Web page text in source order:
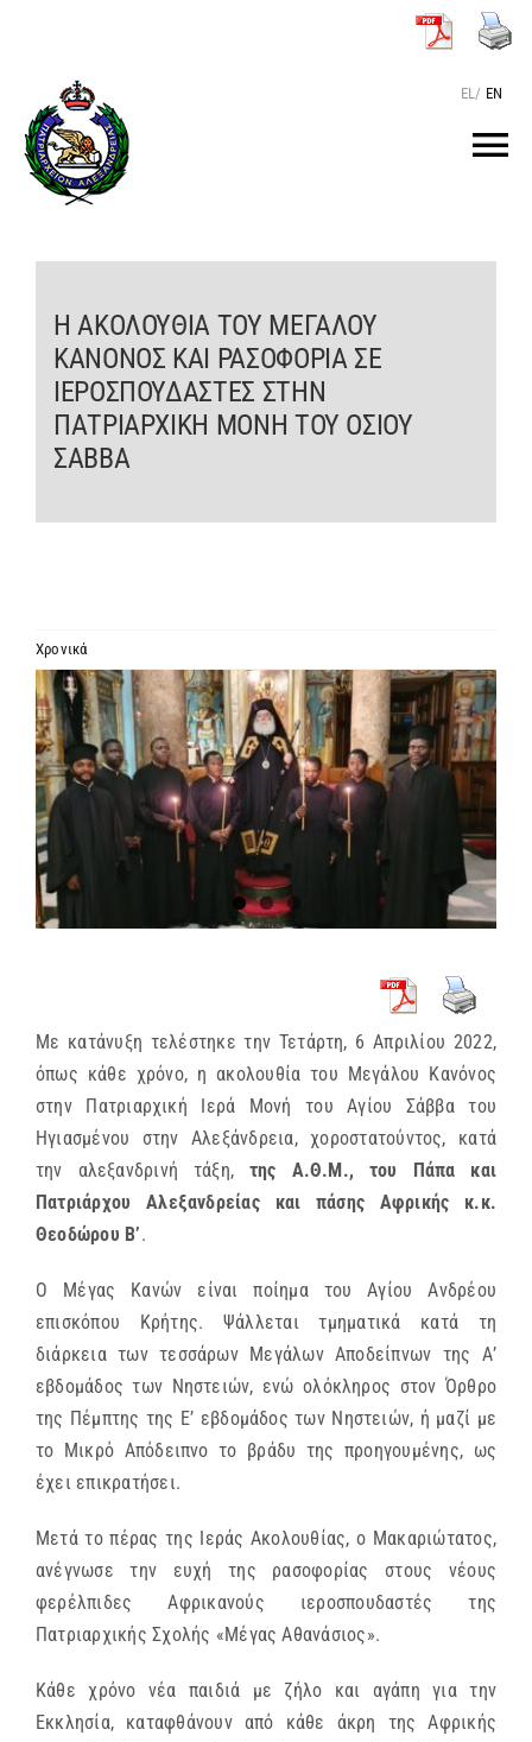
περιεχόμενο
EL/ EN
O ΠΑΤΡΙΑΡΧΗΣ
ΤΟ ΠΑΤΡΙΑΡΧΕΙΟ
KEIMENA
MEDIA
ΕΝΗΜΕΡΩΣΗ
ΣΥΝΔΕΣΕΙΣ
Η ΑΚΟΛΟΥΘΙΑ ΤΟΥ ΜΕΓΑΛΟΥ
ΚΑΝΟΝΟΣ ΚΑΙ ΡΑΣΟΦΟΡΙΑ ΣΕ
ΙΕΡΟΣΠΟΥΔΑΣΤΕΣ ΣΤΗΝ
ΠΑΤΡΙΑΡΧΙΚΗ ΜΟΝΗ ΤΟΥ ΟΣΙΟΥ
ΣΑΒΒΑ
Χρονικά
Προβολή
μεγαλύτερης
εικόνας
Με κατάνυξη τελέστηκε την Τετάρτη, 6 Απριλίου 2022,
όπως κάθε χρόνο, η ακολουθία του Μεγάλου Κανόνος
στην Πατριαρχική Ιερά Μονή του Αγίου Σάββα του
Ηγιασμένου στην Αλεξάνδρεια, χοροστατούντος, κατά
την αλεξανδρινή τάξη, της Α.Θ.Μ., του Πάπα και
Πατριάρχου Αλεξανδρείας και πάσης Αφρικής κ.κ.
Θεοδώρου Β’.
Ο Μέγας Κανών είναι ποίημα του Αγίου Ανδρέου
επισκόπου Κρήτης. Ψάλλεται τμηματικά κατά τη
διάρκεια των τεσσάρων Μεγάλων Αποδείπνων της Α’
εβδομάδος των Νηστειών, ενώ ολόκληρος στον Όρθρο
της Πέμπτης της Ε’ εβδομάδος των Νηστειών, ή μαζί με
το Μικρό Απόδειπνο το βράδυ της προηγουμένης, ως
έχει επικρατήσει.
Μετά το πέρας της Ιεράς Ακολουθίας, ο Μακαριώτατος,
ανέγνωσε την ευχή της ρασοφορίας στους νέους
φερέλπιδες Αφρικανούς ιεροσπουδαστές της
Πατριαρχικής Σχολής «Μέγας Αθανάσιος».
Κάθε χρόνο νέα παιδιά με ζήλο και αγάπη για την
Εκκλησία, καταφθάνουν από κάθε άκρη της Αφρικής